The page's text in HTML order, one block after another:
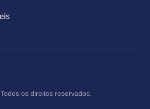
os direitos reservados.